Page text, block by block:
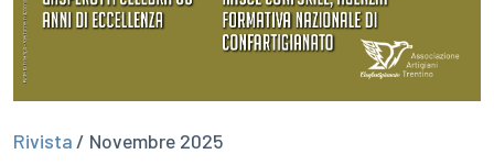
Rivista / Novembre 2025